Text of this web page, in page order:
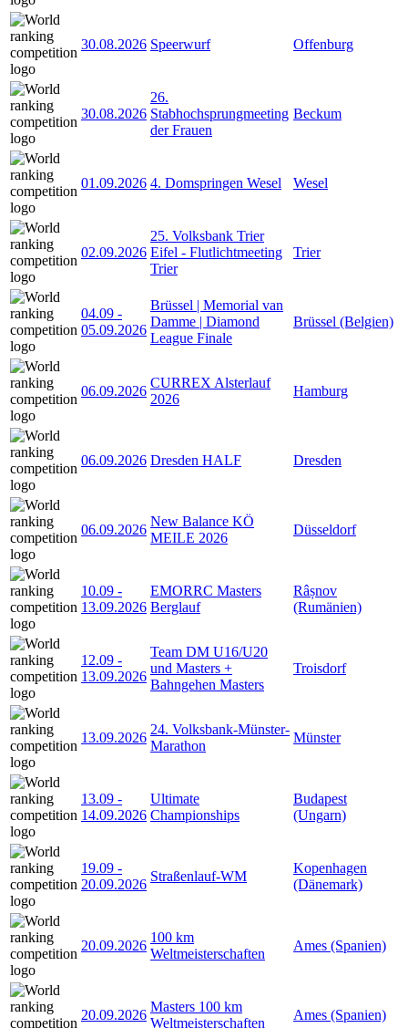
30.08.2026 Speerwurf Offenburg
30.08.2026
26.
Stabhochsprungmeeting
der Frauen
Beckum
01.09.2026 4. Domspringen Wesel Wesel
02.09.2026
25. Volksbank Trier
Eifel - Flutlichtmeeting
Trier
Trier
04.09 -
05.09.2026
Brüssel | Memorial van
Damme | Diamond
League Finale
Brüssel (Belgien)
06.09.2026
CURREX Alsterlauf
2026
Hamburg
06.09.2026 Dresden HALF Dresden
06.09.2026
New Balance KÖ
MEILE 2026
Düsseldorf
10.09 -
13.09.2026
EMORRC Masters
Berglauf
Râșnov
(Rumänien)
12.09 -
13.09.2026
Team DM U16/U20
und Masters +
Bahngehen Masters
Troisdorf
13.09.2026
24. Volksbank-Münster-
Marathon
Münster
13.09 -
14.09.2026
Ultimate
Championships
Budapest
(Ungarn)
19.09 -
20.09.2026
Straßenlauf-WM
Kopenhagen
(Dänemark)
20.09.2026
100 km
Weltmeisterschaften
Ames (Spanien)
20.09.2026
Masters 100 km
Weltmeisterschaften
Ames (Spanien)